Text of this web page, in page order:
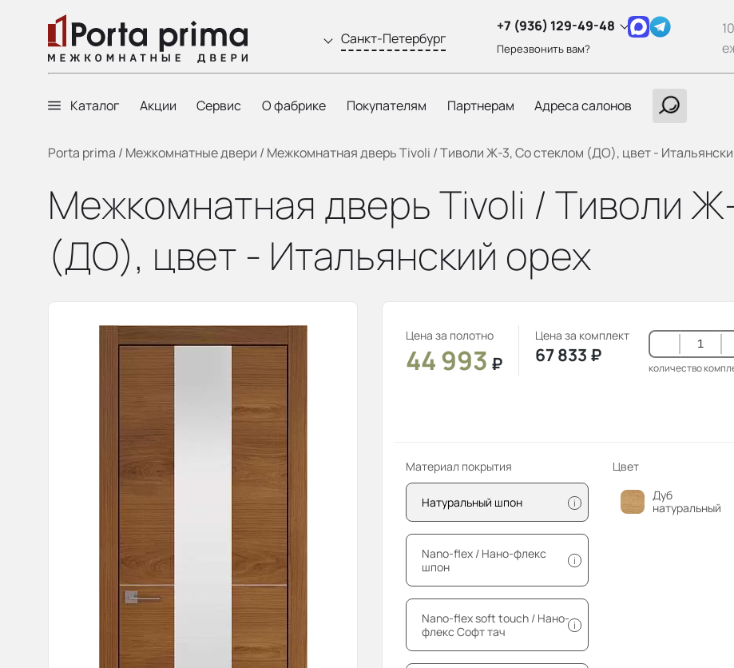
Санкт-Петербург
+7 (936) 129-49-48
Перезвонить вам?
Каталог Акции Сервис О фабрике Покупателям Партнерам Адреса салонов
Porta prima / Межкомнатные двери / Межкомнатная дверь Tivoli / Тиволи Ж-3, Со стеклом (ДО), цвет -
Межкомнатная дверь Tivoli / Тиволи
(ДО), цвет - Итальянский орех
Цена за полотно
44 993 ₽
Цена за комплект
67 833 ₽
количество
Материал покрытия
Натуральный шпон i
Nano-flex / Нано-флекс
шпон
i
Nano-flex soft touch / Нано-
флекс Софт тач
i
Цвет
Дуб
натуральный